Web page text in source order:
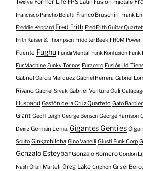
Twelve Former Life FPS Latin Fusion Fractale
Francisco Pancho Bolatti Franco Bruschini Frank
Freddie Keppard Fred Frith Fred Frith Guitar Quartet
Frith Kaiser & Thompson Frido ter Beek FROM Power
Fuente Fughu FundaMental Funk Konfusion Funk
FunMachine Funky Torinos Furacero Fusión Ud.
Gabriel García Márquez Gabriel Herrera Gabriel
Rivano Gabriel Sivak Gabriel Ventura Gulí
Husband Gastón de la Cruz Quarteto Gato Barbieri
Giant Geoff Leigh George Benson George Harrison
Deniz Germán Lema. Gigantes Gentiles
Souto Ginkgobiloba Gino Vanelli Giusti Funk Corp
Gonzalo Esteybar Gonzalo Romero Gordon
Nash Gran Martell Greg Lake Griphon Grisel